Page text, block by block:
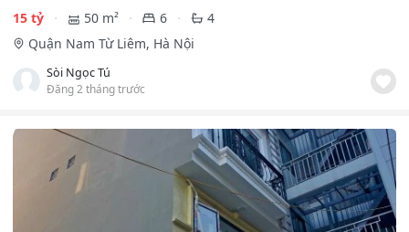
15 tỷ
50 m² 6
4
Quận Nam Từ Liêm, Hà Nội
Sòi Ngọc Tú
Đăng 2 tháng trước